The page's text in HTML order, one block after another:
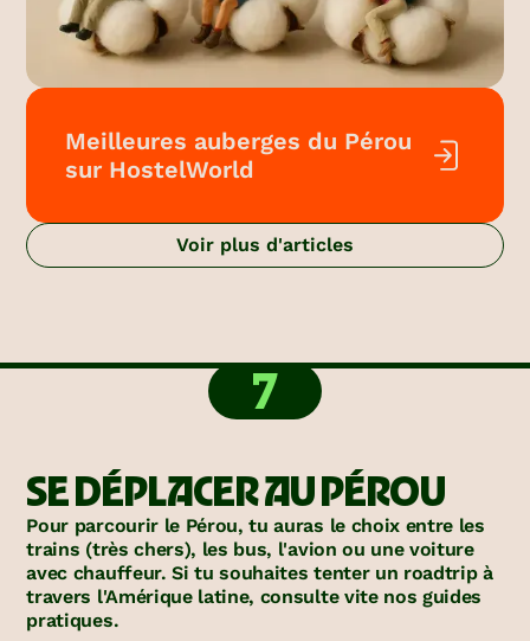
Meilleures auberges du Pérou
sur HostelWorld
Voir plus d'articles
7
SE DÉPLACER AU PÉROU
Pour parcourir le Pérou, tu auras le choix entre les
trains (très chers), les bus, l'avion ou une voiture
avec chauffeur. Si tu souhaites tenter un roadtrip à
travers l'Amérique latine, consulte vite nos guides
pratiques.